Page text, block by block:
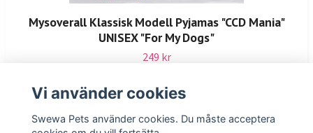
Mysoverall Klassisk Modell Pyjamas "CCD Mania"
UNISEX "For My Dogs"
249 kr
Vi använder cookies
Swewa Pets använder cookies. Du måste acceptera